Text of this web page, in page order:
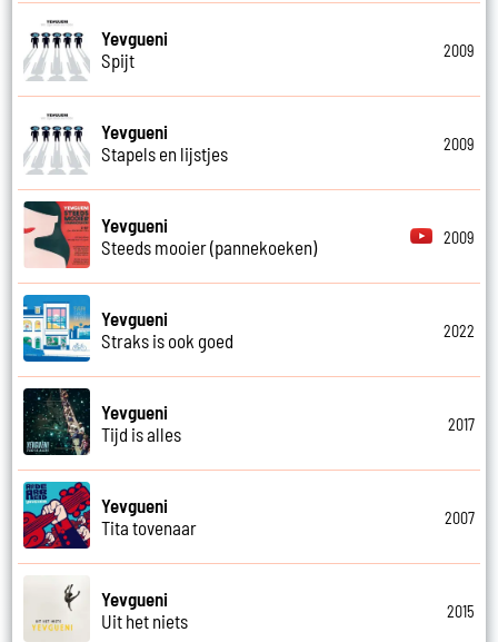
Yevgueni
Spijt
2009
Yevgueni
Stapels en lijstjes
2009
Yevgueni
Steeds mooier (pannekoeken)
2009
Yevgueni
Straks is ook goed
2022
Yevgueni
Tijd is alles
2017
Yevgueni
Tita tovenaar
2007
Yevgueni
Uit het niets
2015